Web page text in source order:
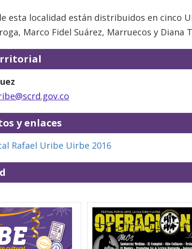
esta localidad están distribuidos en cinco
Marco Fidel Suárez, Marruecos y Diana
y enlaces
Rafael Uribe Uirbe 2016